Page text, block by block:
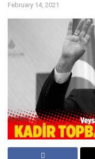
February 14, 2021